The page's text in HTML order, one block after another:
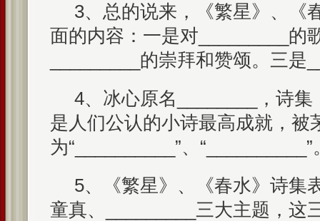
3、总的说来，《繁星》、《
面的内容：一是对_________的
_________的崇拜和赞颂。三是
4、冰心原名________，诗
是人们公认的小诗最高成就，被
为“__________”、“__________”
5、《繁星》、《春水》诗集
童真、_________三大主题，这